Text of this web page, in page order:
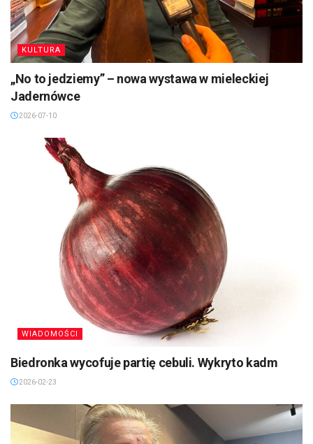
KULTURA
„No to jedziemy” – nowa wystawa w mieleckiej
Jadernówce
2026-07-10
WIADOMOŚCI
Biedronka wycofuje partię cebuli. Wykryto kadm
2026-02-23